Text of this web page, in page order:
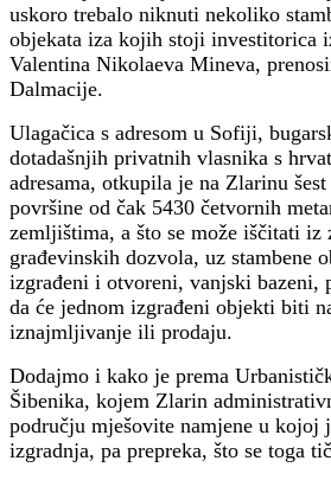
uskoro trebalo niknuti nekoliko
objekata iza kojih stoji investitorica
Valentina Nikolaeva Mineva,
Dalmacije.
Ulagačica s adresom u Sofiji,
dotadašnjih privatnih vlasnika s
adresama, otkupila je na Zlarinu
površine od čak 5430 četvornih
zemljištima, a što se može iščitati iz
građevinskih dozvola, uz stambene
izgrađeni i otvoreni, vanjski bazeni,
da će jednom izgrađeni objekti biti
iznajmljivanje ili prodaju.
Dodajmo i kako je prema
Šibenika, kojem Zlarin
području mješovite namjene u kojoj
izgradnja, pa prepreka, što se toga